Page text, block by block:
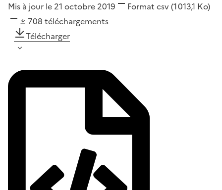
Mis à jour le 21 octobre 2019 Format csv(1 013,1 Ko)
708 téléchargements
Télécharger